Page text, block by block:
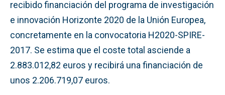
recibido financiación del programa de investigación
e innovación Horizonte 2020 de la Unión Europea,
concretamente en la convocatoria H2020-SPIRE-
2017. Se estima que el coste total asciende a
2.883.012,82 euros y recibirá una financiación de
unos 2.206.719,07 euros.